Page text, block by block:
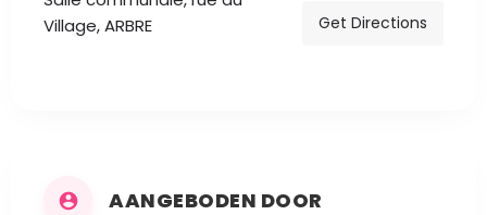
Village, ARBRE
Get Directions
AANGEBODEN DOOR